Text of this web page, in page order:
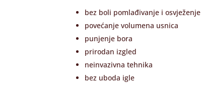
bez boli pomlađivanje i osvježenje
povećanje volumena usnica
punjenje bora
prirodan izgled
neinvazivna tehnika
bez uboda igle